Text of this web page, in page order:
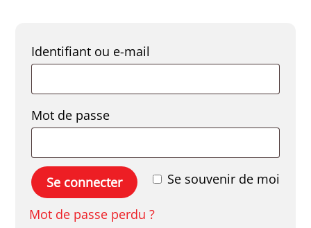
Identifiant ou e-mail
Mot de passe
Se souvenir de moi
Se connecter
Mot de passe perdu ?